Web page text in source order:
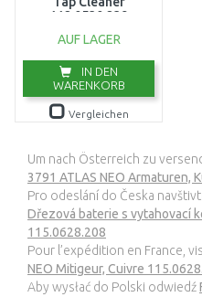
112.0530.239
AUF LAGER
IN DEN
WARENKORB
Vergleichen
Um nach Österreich zu
3791 ATLAS NEO Armaturen,
Pro odeslání do Česka
Dřezová baterie s vytahovací
115.0628.208
Pour l’expédition en France,
NEO Mitigeur, Cuivre
Aby wysłać do Polski odwiedź